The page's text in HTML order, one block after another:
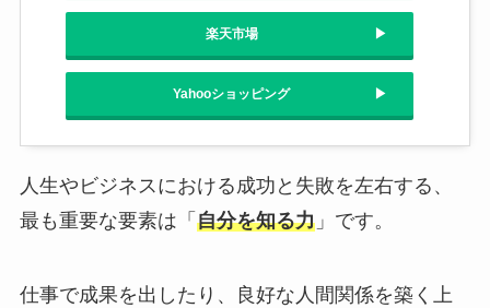
楽天市場
Yahooショッピング
人生やビジネスにおける成功と失敗を左右する、
最も重要な要素は「 自分を知る力」です。
仕事で成果を出したり、良好な人間関係を築く上